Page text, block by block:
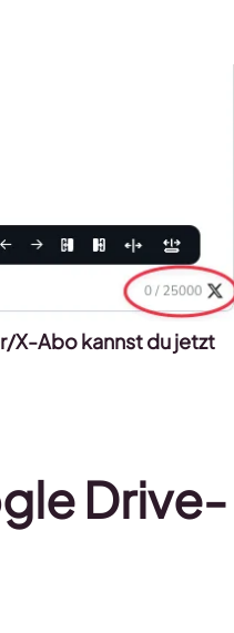
X-Abo kannst du jetzt
Drive-